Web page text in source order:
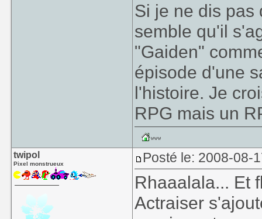
Si je ne dis pas
semble qu'il
"Gaiden"
épisode d'une
l'histoire. Je
RPG mais un
twipol
Pixel monstrueux Posté le: 2008-08-
Rhaaalala... Et
Actraiser